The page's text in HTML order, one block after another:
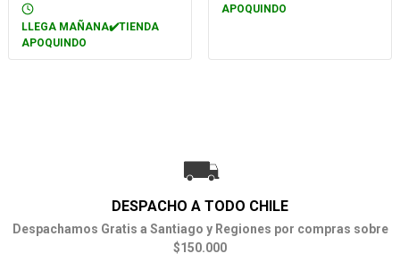
LLEGA MAÑANA✔️TIENDA
APOQUINDO
APOQUINDO
DESPACHO A TODO CHILE
Despachamos Gratis a Santiago y Regiones por compras sobre
$150.000